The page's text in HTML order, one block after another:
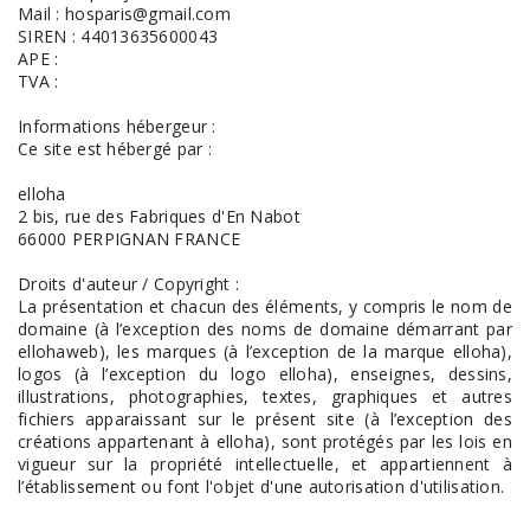
Mail : hosparis@gmail.com
SIREN : 44013635600043
APE :
TVA :
Informations hébergeur :
Ce site est hébergé par :
elloha
2 bis, rue des Fabriques d'En Nabot
66000 PERPIGNAN FRANCE
Droits d'auteur / Copyright :
La présentation et chacun des éléments, y compris le nom de
domaine (à l’exception des noms de domaine démarrant par
ellohaweb), les marques (à l’exception de la marque elloha),
logos (à l’exception du logo elloha), enseignes, dessins,
illustrations, photographies, textes, graphiques et autres
fichiers apparaissant sur le présent site (à l’exception des
créations appartenant à elloha), sont protégés par les lois en
vigueur sur la propriété intellectuelle, et appartiennent à
l’établissement ou font l'objet d'une autorisation d'utilisation.